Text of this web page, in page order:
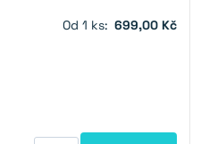
Od 1 ks: 699,00 Kč